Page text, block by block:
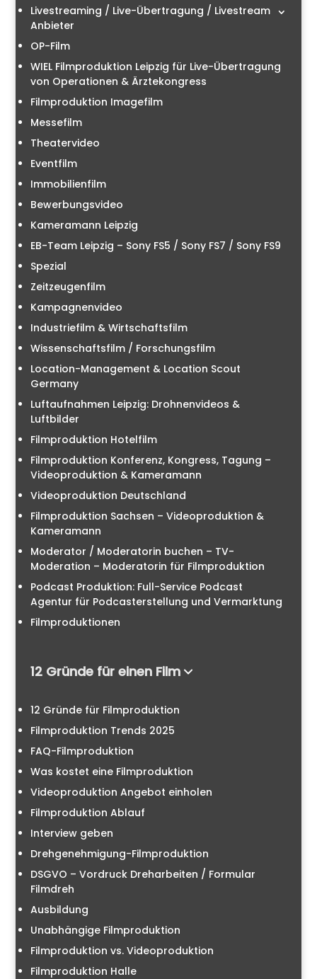
Livestreaming / Live-Übertragung / Livestream
Anbieter
OP-Film
WIEL Filmproduktion Leipzig für Live-Übertragung
von Operationen & Ärztekongress
Filmproduktion Imagefilm
Messefilm
Theatervideo
Eventfilm
Immobilienfilm
Bewerbungsvideo
Kameramann Leipzig
EB-Team Leipzig – Sony FS5 / Sony FS7 / Sony FS9
Spezial
Zeitzeugenfilm
Kampagnenvideo
Industriefilm & Wirtschaftsfilm
Wissenschaftsfilm / Forschungsfilm
Location-Management & Location Scout
Germany
Luftaufnahmen Leipzig: Drohnenvideos &
Luftbilder
Filmproduktion Hotelfilm
Filmproduktion Konferenz, Kongress, Tagung –
Videoproduktion & Kameramann
Videoproduktion Deutschland
Filmproduktion Sachsen – Videoproduktion &
Kameramann
Moderator / Moderatorin buchen – TV-
Moderation – Moderatorin für Filmproduktion
Podcast Produktion: Full-Service Podcast
Agentur für Podcasterstellung und Vermarktung
Filmproduktionen
12 Gründe für einen Film
12 Gründe für Filmproduktion
Filmproduktion Trends 2025
FAQ-Filmproduktion
Was kostet eine Filmproduktion
Videoproduktion Angebot einholen
Filmproduktion Ablauf
Interview geben
Drehgenehmigung-Filmproduktion
DSGVO – Vordruck Dreharbeiten / Formular
Filmdreh
Ausbildung
Unabhängige Filmproduktion
Filmproduktion vs. Videoproduktion
Filmproduktion Halle